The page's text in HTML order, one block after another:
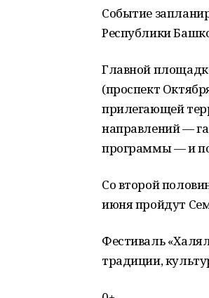
Событие
Республики
Главной
(проспект
прилегающей
направлений —
программы — и
Со второй
июня пройдут
Фестиваль
традиции,